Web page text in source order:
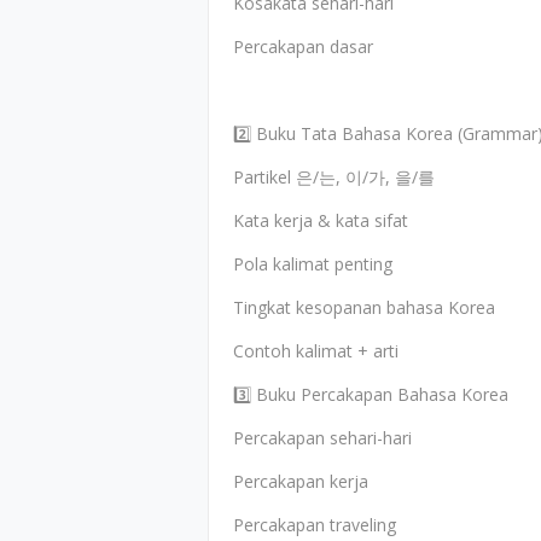
Percakapan dasar
2️⃣ Buku Tata Bahasa Korea
Partikel 은/는, 이/가, 을/를
Kata kerja & kata sifat
Pola kalimat penting
Tingkat kesopanan bahasa Korea
Contoh kalimat + arti
3️⃣ Buku Percakapan Bahasa Korea
Percakapan sehari-hari
Percakapan kerja
Percakapan traveling